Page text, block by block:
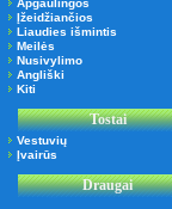
Apgaulingos
Įžeidžiančios
Liaudies išmintis
Meilės
Nusivylimo
Angliški
Kiti
Tostai
Vestuvių
Įvairūs
Draugai